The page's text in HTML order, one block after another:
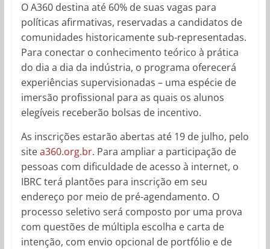
O A360 destina até 60% de suas vagas para
políticas afirmativas, reservadas a candidatos de
comunidades historicamente sub-representadas.
Para conectar o conhecimento teórico à prática
do dia a dia da indústria, o programa oferecerá
experiências supervisionadas – uma espécie de
imersão profissional para as quais os alunos
elegíveis receberão bolsas de incentivo.
As inscrições estarão abertas até 19 de julho, pelo
sitea360.org.br. Para ampliar a participação de
pessoas com dificuldade de acesso à internet, o
IBRC terá plantões para inscrição em seu
endereço por meio de pré-agendamento. O
processo seletivo será composto por uma prova
com questões de múltipla escolha e carta de
intenção, com envio opcional de portfólio e de